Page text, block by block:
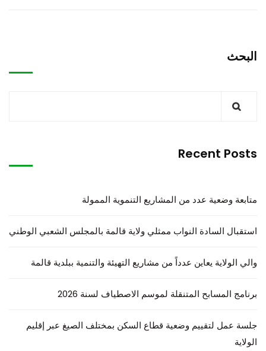
البحث
Recent Posts
متابعة وضعية عدد من المشاريع التنموية الممولة
استقبال السادة النواب ممثلي ولاية قالمة بالمجلس الشعبي الوطني
والي الولاية يعاين عدداً من مشاريع التهيئة والتنمية ببلدية قالمة
برنامج المسابح المتنقلة لموسم الاصطياف لسنة 2026
جلسة عمل لتقييم وضعية قطاع السكن بمختلف الصيغ عبر إقليم
الولاية